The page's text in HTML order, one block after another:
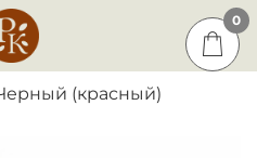
0
(красный)
0